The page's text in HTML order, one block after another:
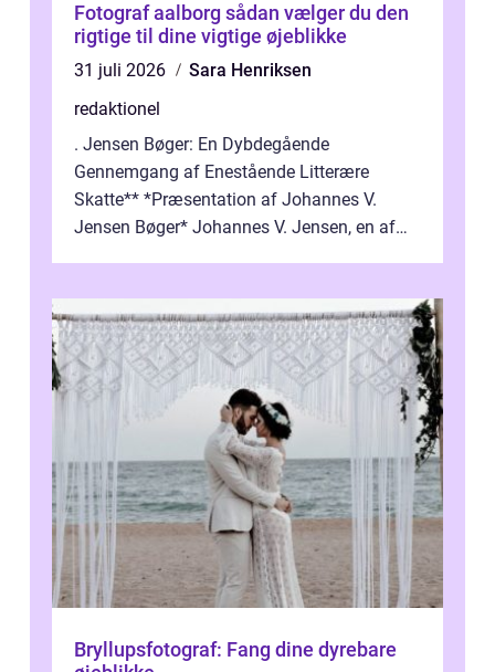
Fotograf aalborg sådan vælger du den
rigtige til dine vigtige øjeblikke
31 juli 2026
Sara Henriksen
redaktionel
. Jensen Bøger: En Dybdegående
Gennemgang af Enestående Litterære
Skatte** *Præsentation af Johannes V.
Jensen Bøger* Johannes V. Jensen, en af
Bryllupsfotograf: Fang dine dyrebare